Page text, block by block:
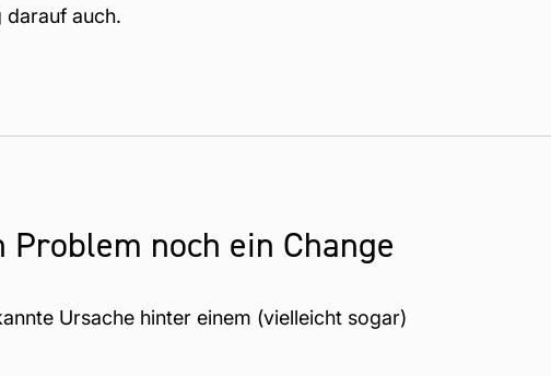
darauf auch.
noch ein Change
Ursache hinter einem (vielleicht sogar)